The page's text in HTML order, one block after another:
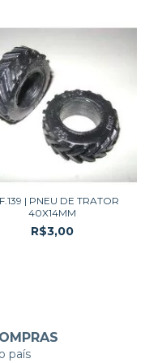
| PNEU DE TRATOR
40X14MM
R$3,00
país